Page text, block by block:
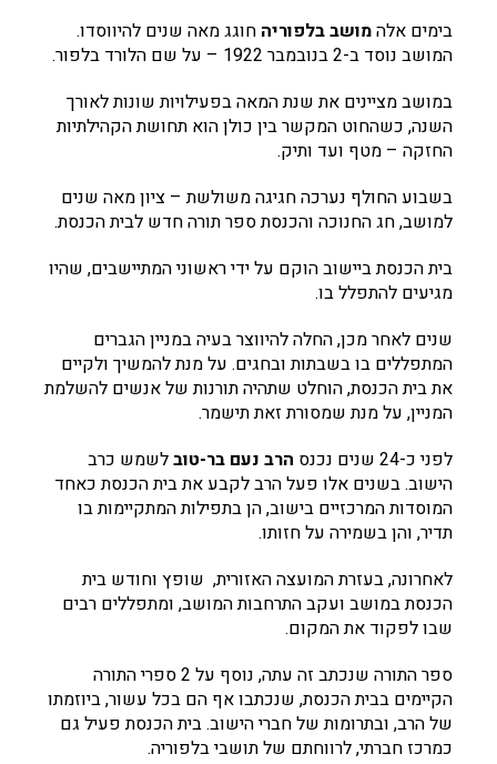
בימים אלהמושב בלפוריה חוגג מאה שנים להיווסדו.
המושב נוסד ב-2 בנובמבר 1922 – על שם הלורד בלפור.
במושב מציינים את שנת המאה בפעילויות שונות לאורך
השנה, כשהחוט המקשר בין כולן הוא תחושת הקהילתיות
החזקה – מטף ועד ותיק.
בשבוע החולף נערכה חגיגה משולשת – ציון מאה שנים
למושב, חג החנוכה והכנסת ספר תורה חדש לבית הכנסת.
בית הכנסת ביישוב הוקם על ידי ראשוני המתיישבים, שהיו
מגיעים להתפלל בו.
שנים לאחר מכן, החלה להיווצר בעיה במניין הגברים
המתפללים בו בשבתות ובחגים. על מנת להמשיך ולקיים
את בית הכנסת, הוחלט שתהיה תורנות של אנשים להשלמת
המניין, על מנת שמסורת זאת תישמר.
לפני כ-24 שנים נכנס
הרב נעם בר-טובלשמש כרב
הישוב. בשנים אלו פעל הרב לקבע את בית הכנסת כאחד
המוסדות המרכזיים בישוב, הן בתפילות המתקיימות בו
תדיר, והן בשמירה על חזותו.
לאחרונה, בעזרת המועצה האזורית, שופץ וחודש בית
הכנסת במושב ועקב התרחבות המושב, ומתפללים רבים
שבו לפקוד את המקום.
ספר התורה שנכתב זה עתה, נוסף על 2 ספרי התורה
הקיימים בבית הכנסת, שנכתבו אף הם בכל עשור, ביוזמתו
של הרב, ובתרומות של חברי הישוב. בית הכנסת פעיל גם
כמרכז חברתי, לרווחתם של תושבי בלפוריה.